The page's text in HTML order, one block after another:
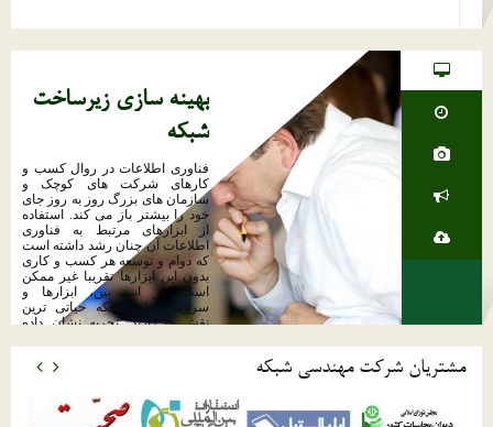
بهینه سازی زیرساخت
شبکه
فناوری اطلاعات در روال کسب و
کارهای شرکت های کوچک و
سازمان های بزرگ روز به روز جای
خود را بیشتر باز می کند. استفاده
از ابزارهای مرتبط به فناوری
اطلاعات آن چنان رشد داشته است
که دوام و توسعه هر کسب و کاری
بدون این ابزارها تقریبا غیر ممکن
است. در این بین، ابزارها و
سرویس های شبکه حیاتی ترین
نقش را دارند. تجربه نشان داده
متناسب با نیازهای خود بهره می
را افزایش دهند.
مشتریان شرکت مهندسی شبکه